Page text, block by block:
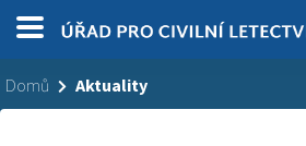
Domů Aktuality